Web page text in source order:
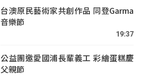
台澳原民藝術家共創作品 同登Garma
音樂節
19:37
公益團邀愛國浦長輩義工 彩繪蛋糕慶
父親節